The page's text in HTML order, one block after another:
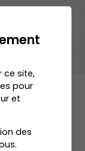
ce site,
pour
et
des